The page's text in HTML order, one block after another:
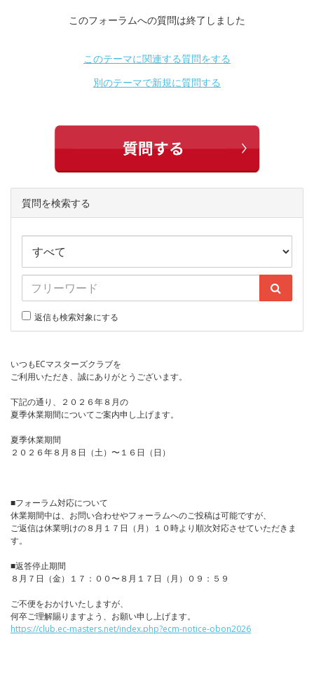
このフォーラムへの質問は終了しました
このテーマに関連する質問をする
別のテーマで新規に質問する
質問を検索する
返信も検索対象にする
いつもECマスターズクラブを
ご利用いただき、誠にありがとうございます。
下記の通り、２０２６年８月の
夏季休業期間についてご案内申し上げます。
夏季休業期間
２０２６年８月８日（土）〜１６日（日）
■フォーラム対応について
休業期間中は、お問い合わせやフォーラムへのご投稿は可能ですが、
ご返信は休業明けの８月１７日（月）１０時より順次対応させていただきま
す。
■返答停止期間
８月７日（金）１７：００〜８月１７日（月）０９：５９
ご不便をおかけいたしますが、
何卒ご理解賜りますよう、お願い申し上げます。
https://club.ec-masters.net/index.php?ecm-notice-obon2026